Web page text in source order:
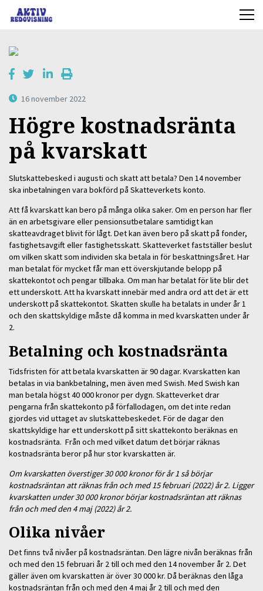
16 november 2022
Högre kostnadsränta
på kvarskatt
Slutskattebesked i augusti och skatt att betala? Den 14 november
ska inbetalningen vara bokförd på Skatteverkets konto.
Att få kvarskatt kan bero på många olika saker. Om en person har fler
än en arbetsgivare eller pensionsutbetalare samtidigt kan
skatteavdraget blivit för lågt. Det kan även bero på skatt på fonder,
fastighetsavgift eller fastighetsskatt. Skatteverket fastställer beslut
om vilken skatt som individen ska betala in för beskattningsåret. Har
man betalat för mycket får man ett överskjutande belopp på
skattekontot och pengar tillbaka. Om man har betalat för lite blir det
ett underskott. Att ha kvarskatt innebär med andra ord att det är ett
underskott på skattekontot. Skatten skulle ha betalats in under år 1
och den skattskyldige måste då komma in med kvarskatten under år
2.
Betalning och kostnadsränta
Tidsfristen för att betala kvarskatten är 90 dagar. Kvarskatten kan
betalas in via bankbetalning, men även med Swish. Med Swish kan
man betala högst 40 000 kronor per dygn. Skatteverket drar
pengarna från skattekonto på förfallodagen, om det inte redan
gjordes vid uttaget av slutskattebeskedet. För de dagar den
skattskyldige har ett underskott på sitt skattekonto beräknas en
kostnadsränta. Från och med vilket datum det börjar räknas
kostnadsränta beror på hur stor kvarskatten är.
Om kvarskatten överstiger 30 000 kronor för år 1 så börjar
kostnadsräntan att räknas från och med 15 februari (2022) år 2. Ligger
kvarskatten under 30 000 kronor börjar kostnadsräntan att räknas
från och med den 4 maj (2022) år 2.
Olika nivåer
Det finns två nivåer på kostnadsräntan. Den lägre nivån beräknas från
och med den 15 februari år 2 till och med den 14 november år 2. Det
gäller även om kvarskatten är över 30 000 kr. Då beräknas den låga
kostnadsräntan från och med den 4 maj år 2 till och med den